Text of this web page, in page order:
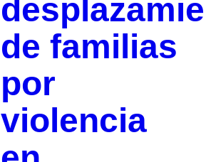
de familias
por
violencia